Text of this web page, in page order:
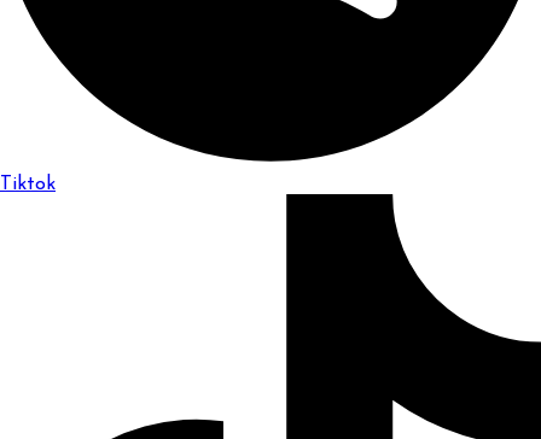
Tiktok